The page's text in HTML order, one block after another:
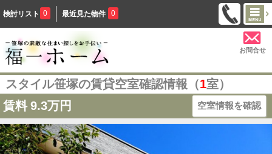
検討リスト 0 最近見た物件 0
お問合せ
スタイル笹塚の賃貸空室確認情報（1室）
賃料 9.3万円 空室情報を確認